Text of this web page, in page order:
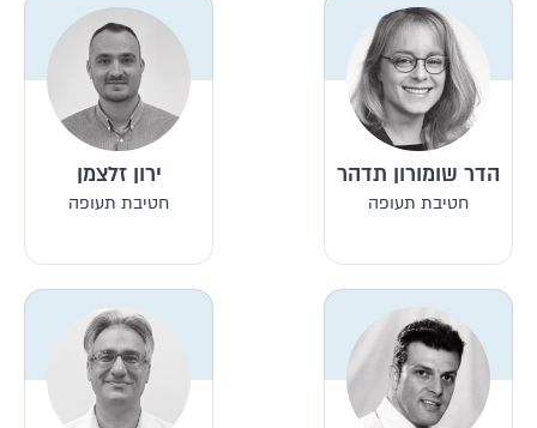
הדר שומורון תדהר
חטיבת תעופה
ירון זלצמן
חטיבת תעופה